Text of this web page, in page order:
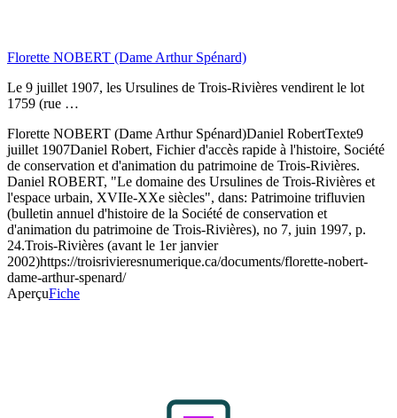
Florette NOBERT (Dame Arthur Spénard)
Le 9 juillet 1907, les Ursulines de Trois-Rivières vendirent le lot
1759 (rue …
Florette NOBERT (Dame Arthur Spénard)Daniel RobertTexte9
juillet 1907Daniel Robert, Fichier d'accès rapide à l'histoire, Société
de conservation et d'animation du patrimoine de Trois-Rivières.
Daniel ROBERT, "Le domaine des Ursulines de Trois-Rivières et
l'espace urbain, XVIIe-XXe siècles", dans: Patrimoine trifluvien
(bulletin annuel d'histoire de la Société de conservation et
d'animation du patrimoine de Trois-Rivières), no 7, juin 1997, p.
24.Trois-Rivières (avant le 1er janvier
2002)https://troisrivieresnumerique.ca/documents/florette-nobert-
dame-arthur-spenard/
AperçuFiche